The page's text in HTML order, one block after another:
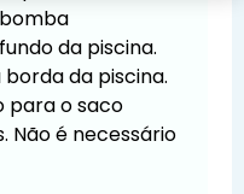
da piscina.
da piscina.
para o saco
Não é necessário